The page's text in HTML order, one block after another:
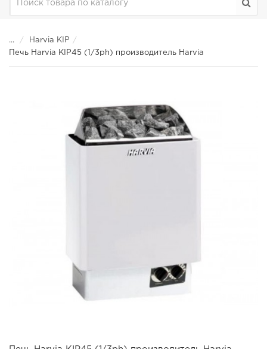
...
Harvia KIP
Печь Harvia KIP45 (1/3ph) производитель Harvia